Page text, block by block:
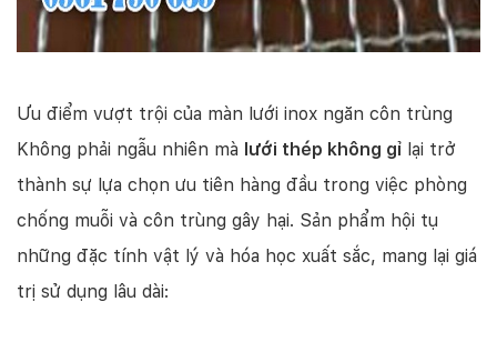
Ưu điểm vượt trội của màn lưới inox ngăn côn trùng
Không phải ngẫu nhiên mà lưới thép không gỉ lại trở
thành sự lựa chọn ưu tiên hàng đầu trong việc phòng
chống muỗi và côn trùng gây hại. Sản phẩm hội tụ
những đặc tính vật lý và hóa học xuất sắc, mang lại giá
trị sử dụng lâu dài: